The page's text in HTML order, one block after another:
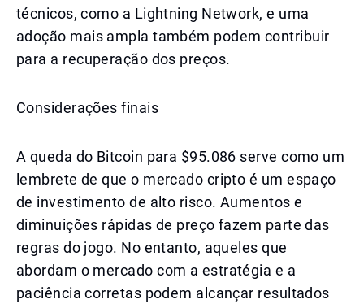
técnicos, como a Lightning Network, e uma
adoção mais ampla também podem contribuir
para a recuperação dos preços.
Considerações finais
A queda do Bitcoin para $95.086 serve como um
lembrete de que o mercado cripto é um espaço
de investimento de alto risco. Aumentos e
diminuições rápidas de preço fazem parte das
regras do jogo. No entanto, aqueles que
abordam o mercado com a estratégia e a
paciência corretas podem alcançar resultados